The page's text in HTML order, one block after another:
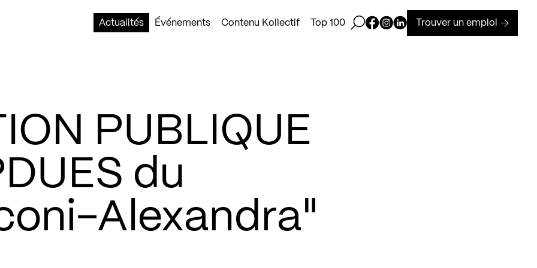
Actualités
Événements Contenu Kollectif Top 100 Ouvrir la barre de recherche
Page Facebook de Kollectif
Page Instagram de Kollectif
Page Linkedin de Kollectif
Trouver un emploi
PUBLIQUE
du
Alexandra"